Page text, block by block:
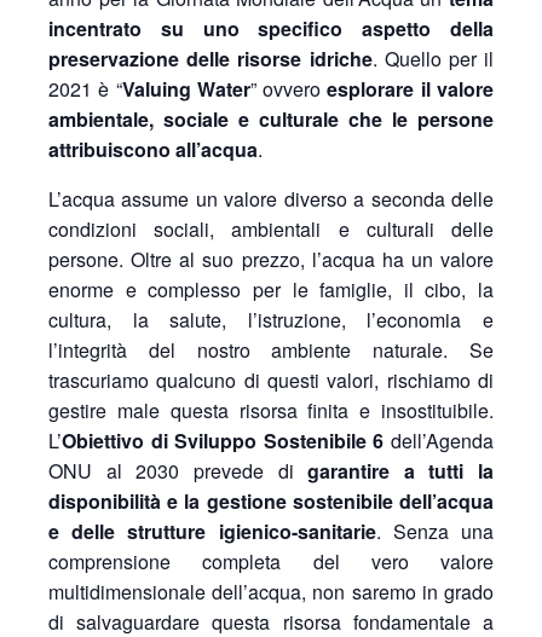
incentrato su uno specifico aspetto della
preservazione delle risorse idriche. Quello per il
2021 è “Valuing Water” ovveroesplorare il valore
ambientale, sociale e culturale che le persone
attribuiscono all’acqua.
L’acqua assume un valore diverso a seconda delle
condizioni sociali, ambientali e culturali delle
persone. Oltre al suo prezzo, l’acqua ha un valore
enorme e complesso per le famiglie, il cibo, la
cultura, la salute, l’istruzione, l’economia e
l’integrità del nostro ambiente naturale. Se
trascuriamo qualcuno di questi valori, rischiamo di
gestire male questa risorsa finita e insostituibile.
L’Obiettivo di Sviluppo Sostenibile 6 dell’Agenda
ONU al 2030 prevede digarantire a tutti la
disponibilità e la gestione sostenibile dell’acqua
e delle strutture igienico-sanitarie. Senza una
comprensione completa del vero valore
multidimensionale dell’acqua, non saremo in grado
di salvaguardare questa risorsa fondamentale a